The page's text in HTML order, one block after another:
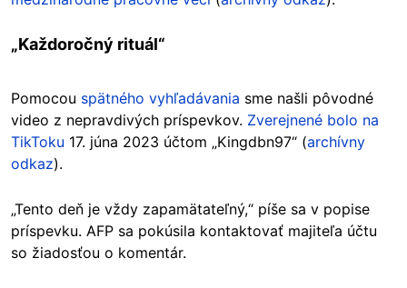
„Každoročný rituál“
Pomocou spätného vyhľadávania sme našli pôvodné
video z nepravdivých príspevkov. Zverejnené bolo na
TikToku 17. júna 2023 účtom „Kingdbn97“ (archívny
odkaz).
„Tento deň je vždy zapamätateľný,“ píše sa v popise
príspevku. AFP sa pokúsila kontaktovať majiteľa účtu
so žiadosťou o komentár.